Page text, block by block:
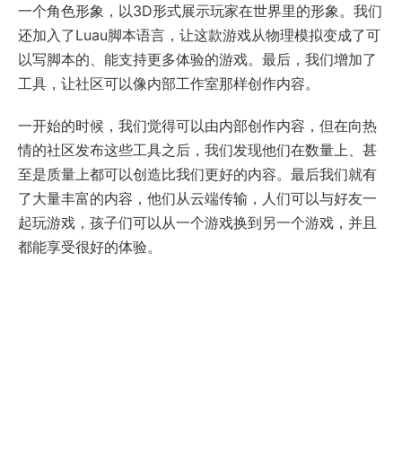
一个角色形象，以3D形式展示玩家在世界里的形象。我们
还加入了Luau脚本语言，让这款游戏从物理模拟变成了可
以写脚本的、能支持更多体验的游戏。最后，我们增加了
工具，让社区可以像内部工作室那样创作内容。
一开始的时候，我们觉得可以由内部创作内容，但在向热
情的社区发布这些工具之后，我们发现他们在数量上、甚
至是质量上都可以创造比我们更好的内容。最后我们就有
了大量丰富的内容，他们从云端传输，人们可以与好友一
起玩游戏，孩子们可以从一个游戏换到另一个游戏，并且
都能享受很好的体验。